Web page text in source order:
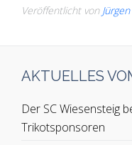
Veröffentlicht von Jürgen
AKTUELLES
Der SC Wiesensteig
Trikotsponsoren